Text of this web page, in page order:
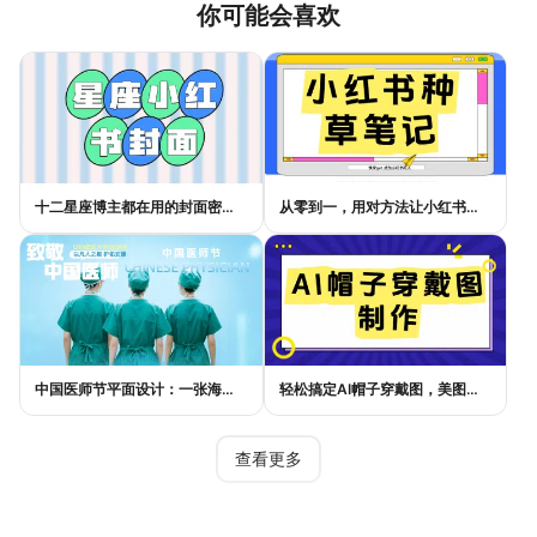
你可能会喜欢
十二星座博主都在用的封面密码，星座小红书封面标题这样写才吸睛 从零到一，用对方法让小红书种草笔记的流量自己找上门
中国医师节平面设计：一张海报如何讲好白衣故事 轻松搞定AI帽子穿戴图，美图设计室电商主图教程
查看更多